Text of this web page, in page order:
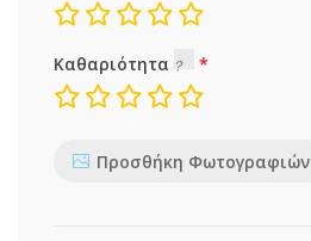
Καθαριότητα
Προσθήκη Φωτογραφιών